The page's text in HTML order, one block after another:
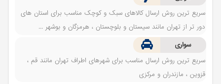
سریع ترین روش ارسال کالاهای سبک و کوچک مناسب برای استان های
دور تر از تهران مانند سیستان و بلوچستان ، هرمزگان و بوشهر ...
سواری
سریع ترین روش ارسال مناسب برای شهرهای اطراف تهران مانند قم ،
قزوین ، مازندران و مرکزی